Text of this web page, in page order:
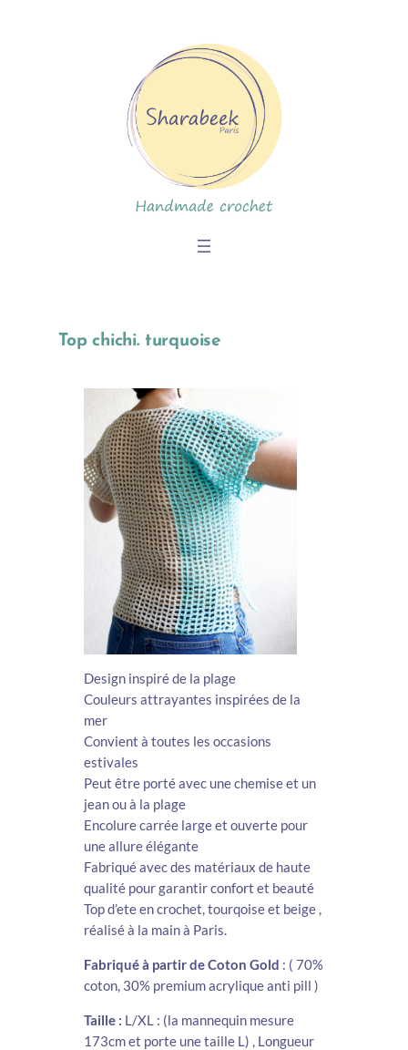
Top chichi. turquoise
Design inspiré de la plage
Couleurs attrayantes inspirées de la
mer
Convient à toutes les occasions
estivales
Peut être porté avec une chemise et un
jean ou à la plage
Encolure carrée large et ouverte pour
une allure élégante
Fabriqué avec des matériaux de haute
qualité pour garantir confort et beauté
Top d’ete en crochet, tourqoise et beige ,
réalisé à la main à Paris.
Fabriqué à partir de Coton Gold : ( 70%
coton, 30% premium acrylique anti pill )
Taille : L/XL : (la mannequin mesure
173cm et porte une taille L) , Longueur